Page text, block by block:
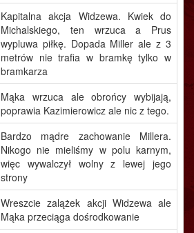
Kapitalna akcja Widzewa. Kwiek do
Michalskiego, ten wrzuca a Prus
wypluwa piłkę. Dopada Miller ale z 3
metrów nie trafia w bramkę tylko w
bramkarza
Mąka wrzuca ale obrońcy wybijają,
poprawia Kazimierowicz ale nic z tego.
Bardzo mądre zachowanie Millera.
Nikogo nie mieliśmy w polu karnym,
więc wywalczył wolny z lewej jego
strony
Wreszcie zalążek akcji Widzewa ale
Mąka przeciąga dośrodkowanie